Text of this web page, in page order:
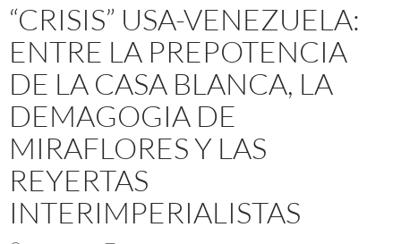
“CRISIS” USA-VENEZUELA:
ENTRE LA PREPOTENCIA
DE LA CASA BLANCA, LA
DEMAGOGIA DE
MIRAFLORES Y LAS
REYERTAS
INTERIMPERIALISTAS